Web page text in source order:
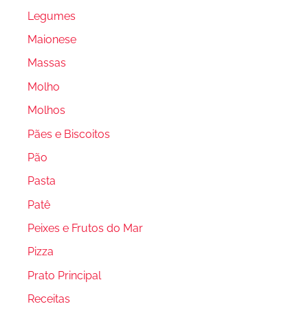
Legumes
Maionese
Massas
Molho
Molhos
Pães e Biscoitos
Pão
Pasta
Patê
Peixes e Frutos do Mar
Pizza
Prato Principal
Receitas